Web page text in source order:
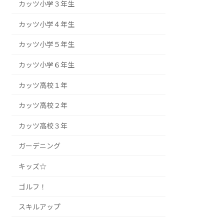
カッツ小学３年生
カッツ小学４年生
カッツ小学５年生
カッツ小学６年生
カッツ高校１年
カッツ高校２年
カッツ高校３年
ガーデニング
キッズ☆
ゴルフ！
スキルアップ